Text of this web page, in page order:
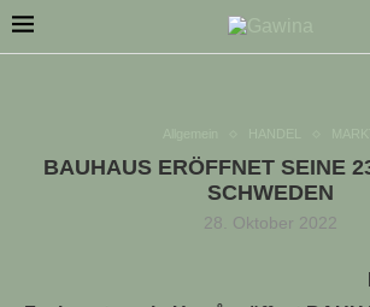
BAUHAUS ERÖFFNET SEINE
SCHWEDEN
28. Oktober 2022